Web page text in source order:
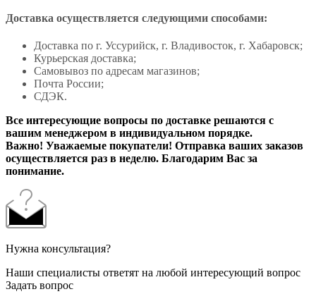
Доставка осуществляется следующими способами:
Доставка по г. Уссурийск, г. Владивосток, г. Хабаровск;
Курьерская доставка;
Самовывоз по адресам магазинов;
Почта России;
СДЭК.
Все интересующие вопросы по доставке решаются с
вашим менеджером в индивидуальном порядке.
Важно! Уважаемые покупатели! Отправка ваших заказов
осуществляется раз в неделю. Благодарим Вас за
понимание.
Нужна консультация?
Наши специалисты ответят на любой интересующий вопрос
Задать вопрос